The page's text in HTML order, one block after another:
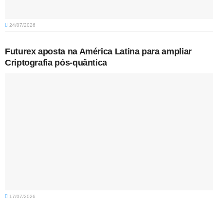
24/07/2026
Futurex aposta na América Latina para ampliar
Criptografia pós-quântica
17/07/2026